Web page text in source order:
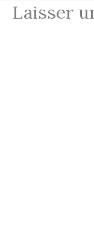
Laisser